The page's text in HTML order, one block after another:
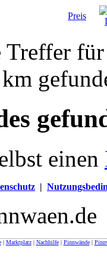
Preis
Treffer
einen
|
| Marktplatz| Nachhilfe| Pinnwände|